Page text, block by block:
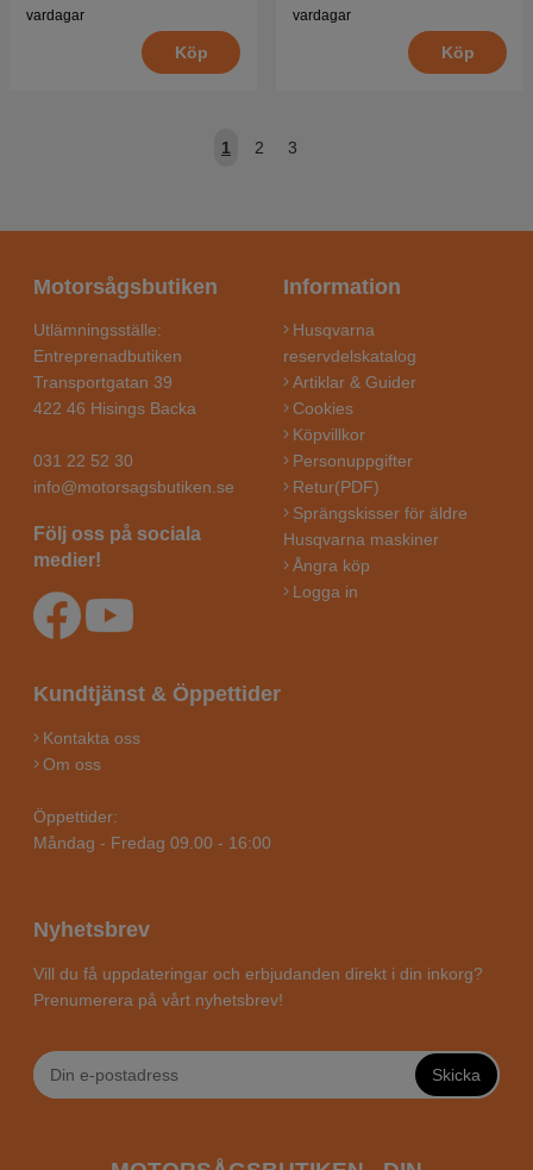
vardagar
Köp
vardagar
Köp
1 2 3
Motorsågsbutiken
Utlämningsställe:
Entreprenadbutiken
Transportgatan 39
422 46 Hisings Backa
031 22 52 30
info@motorsagsbutiken.se
Följ oss på sociala
medier!
Information
Husqvarna
reservdelskatalog
Artiklar & Guider
Cookies
Köpvillkor
Personuppgifter
Retur(PDF)
Sprängskisser för äldre
Husqvarna maskiner
Ångra köp
Logga in
Kundtjänst & Öppettider
Kontakta oss
Om oss
Öppettider:
Måndag - Fredag 09.00 - 16:00
Nyhetsbrev
Vill du få uppdateringar och erbjudanden direkt i din inkorg?
Prenumerera på vårt nyhetsbrev!
Skicka